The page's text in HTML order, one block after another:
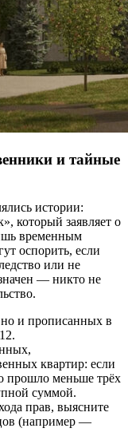
и тайные
истории:
который заявляет о
временным
оспорить, если
или не
— никто не
но и прописанных в
квартир: если
прошло меньше трёх
суммой.
прав, выясните
(например —